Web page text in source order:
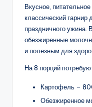
Вкусное,
классический
праздничного ужина.
обезжиренные
и полезным для
На 8 порций
Картофель –
Обезжиренное